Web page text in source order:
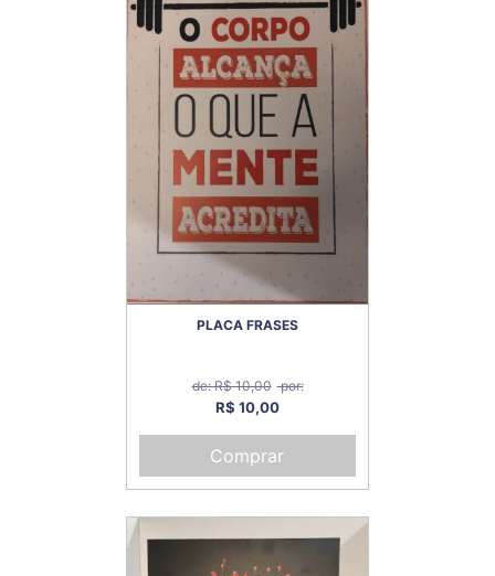
PLACA FRASES
de: R$ 10,00 por:
R$ 10,00
Comprar